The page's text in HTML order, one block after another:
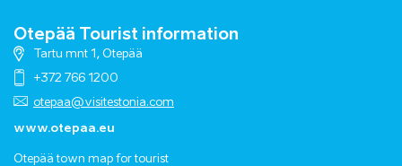
Otepää Tourist information
Tartu mnt 1, Otepää
+372 766 1200
otepaa@visitestonia.com
www.otepaa.eu
Otepää town map for tourist